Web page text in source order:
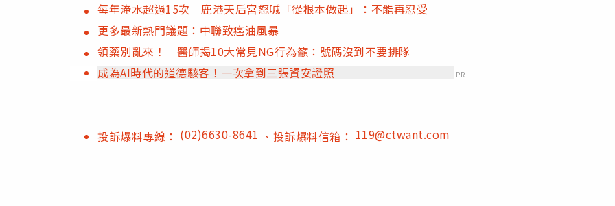
每年淹水超過15次 鹿港天后宮怒喊「從根本做起」：不能再忍受
更多最新熱門議題：中聯致癌油風暴
領藥別亂來！ 醫師揭10大常見NG行為籲：號碼沒到不要排隊
成為AI時代的道德駭客！一次拿到三張資安證照
PR
投訴爆料專線： (02)6630-8641 、投訴爆料信箱：119@ctwant.com